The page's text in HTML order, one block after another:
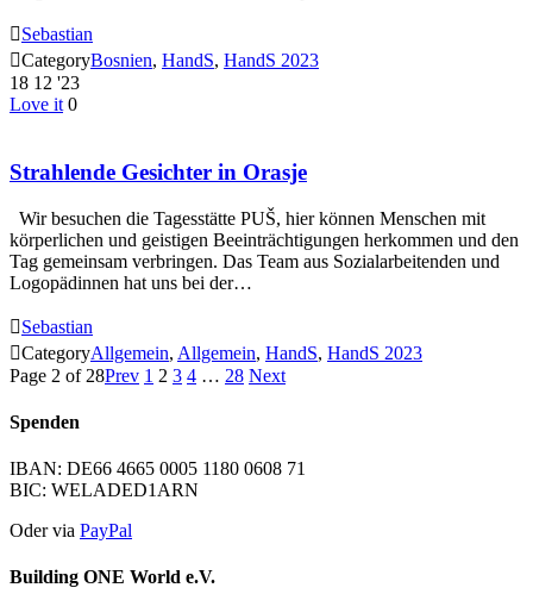
Sebastian
CategoryBosnien, HandS, HandS 2023
18 12 '23
Love it 0
Strahlende Gesichter in Orasje
Wir besuchen die Tagesstätte PUŠ, hier können Menschen mit
körperlichen und geistigen Beeinträchtigungen herkommen und den
Tag gemeinsam verbringen. Das Team aus Sozialarbeitenden und
Logopädinnen hat uns bei der…
Sebastian
CategoryAllgemein, Allgemein, HandS, HandS 2023
Page 2 of 28Prev 1 2 3 4 … 28 Next
Spenden
IBAN: DE66 4665 0005 1180 0608 71
BIC: WELADED1ARN
Oder via PayPal
Building ONE World e.V.